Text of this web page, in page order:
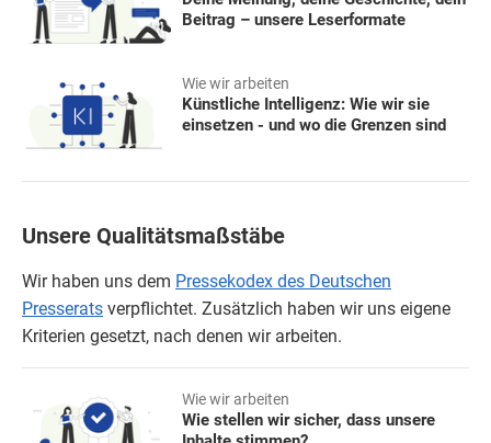
Beitrag – unsere Leserformate
Wie wir arbeiten
Künstliche Intelligenz: Wie wir sie
einsetzen - und wo die Grenzen sind
Unsere Qualitätsmaßstäbe
Wir haben uns dem Pressekodex des Deutschen
Presserats verpflichtet. Zusätzlich haben wir uns eigene
Kriterien gesetzt, nach denen wir arbeiten.
Wie wir arbeiten
Wie stellen wir sicher, dass unsere